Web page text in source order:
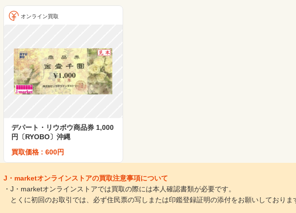
オンライン買取
デパート・リウボウ商品券 1,000
円〔RYOBO〕沖縄
買取価格 : 600円
J・marketオンラインストアの買取注意事項について
・J・marketオンラインストアでは買取の際には本人確認書類が必要です。
とくに初回のお取引では、必ず住民票の写しまたは印鑑登録証明の添付をお願いしておりま